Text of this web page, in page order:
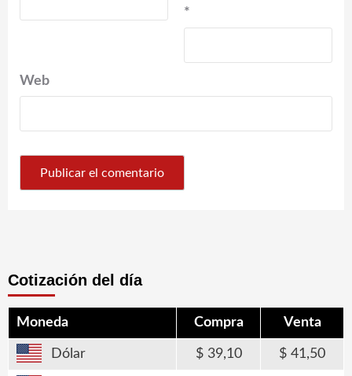
*
Web
Cotización del día
Moneda Compra Venta
Dólar 39,10 41,50